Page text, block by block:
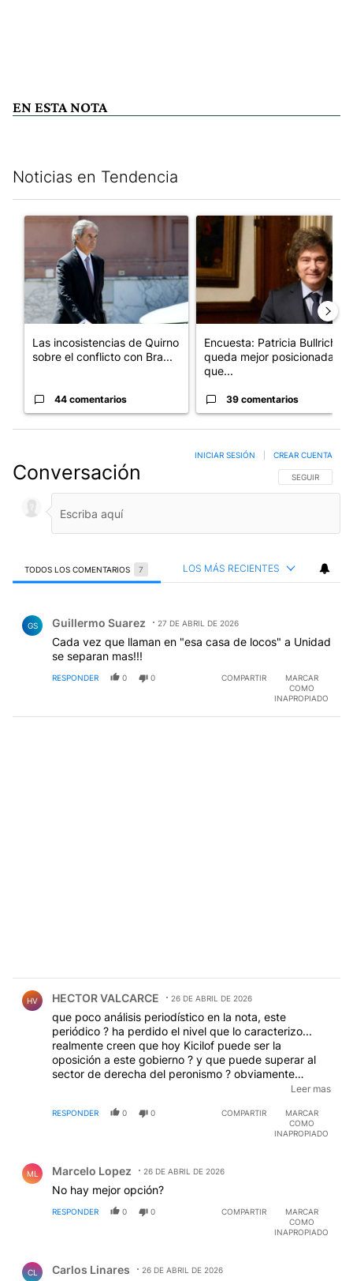
EN ESTA NOTA
Noticias en Tendencia
Un artículo de tendencia con el título "Las incosistencias de
Las incosistencias de Quirno
sobre el conflicto con Bra...
44 comentarios
Un artículo de tendencia con
Encuesta: Patricia Bullrich
queda mejor posicionada
que...
39 comentarios
Conversación SIGA ESTA
SEGUIR
INICIAR SESIÓN CREAR CUENTA
TODOS LOS COMENTARIOS 7 LOS MÁS RECIENTES
GS Guillermo Suarez 27 DE ABRIL DE 2026
Cada vez que llaman en "esa casa de locos" a Unidad
se separan mas!!!
RESPONDER 0 0 COMPARTIR
MARCAR
COMO
INAPROPIADO
HV HECTOR VALCARCE 26 DE ABRIL DE 2026
que poco análisis periodístico en la nota, este
periódico ? ha perdido el nivel que lo caracterizo...
realmente creen que hoy Kicilof puede ser la
oposición a este gobierno ? y que puede superar al
sector de derecha del peronismo ? obviamente
siempre van todos unidos (triunfaremos) pero creo
votos por izquierda del peronismo acepten a Massa, y
Leer mas
RESPONDER 0 0 COMPARTIR
MARCAR
COMO
INAPROPIADO
ML Marcelo Lopez 26 DE ABRIL DE 2026
No hay mejor opción?
RESPONDER 0 0 COMPARTIR
MARCAR
COMO
INAPROPIADO
CL Carlos Linares 26 DE ABRIL DE 2026